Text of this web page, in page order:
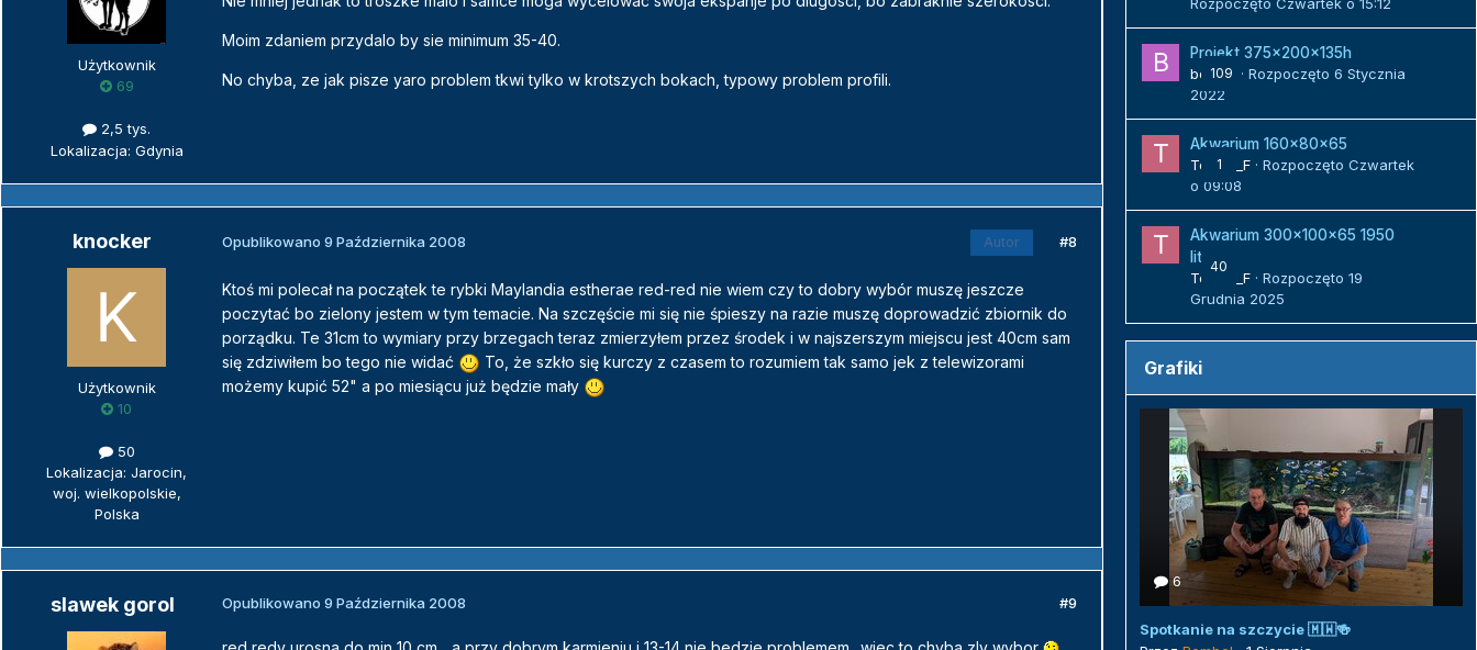
Użytkownik
69
2,5 tys.
Lokalizacja: Gdynia
Moim zdaniem przydalo by sie minimum 35-40.
No chyba, ze jak pisze yaro problem tkwi tylko w krotszych bokach, typowy problem profili.
knocker
Użytkownik
10
50
Lokalizacja: Jarocin,
woj. wielkopolskie,
Polska
Autor #8
Opublikowano 9 Października 2008
Ktoś mi polecał na początek te rybki Maylandia estherae red-red nie wiem czy to dobry wybór muszę jeszcze
poczytać bo zielony jestem w tym temacie. Na szczęście mi się nie śpieszy na razie muszę doprowadzić zbiornik do
porządku. Te 31cm to wymiary przy brzegach teraz zmierzyłem przez środek i w najszerszym miejscu jest 40cm sam
się zdziwiłem bo tego nie widać
To, że szkło się kurczy z czasem to rozumiem tak samo jek z telewizorami
możemy kupić 52" a po miesiącu już będzie mały
slawek gorol #9
Opublikowano 9 Października 2008
109
Projekt 375x200x135h
bojack · Rozpoczęto 6 Stycznia
2022
1
Akwarium 160x80x65
Tomek_F · Rozpoczęto Czwartek
o 09:08
40
Akwarium 300x100x65 1950
litrów
Tomek_F · Rozpoczęto 19
Grudnia 2025
Grafiki
6
Spotkanie na szczycie 🇲🇼🍻